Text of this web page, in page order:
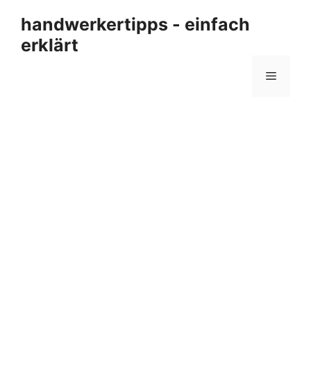
Inhalt
springen
handwerkertipps - einfach
erklärt
Menü